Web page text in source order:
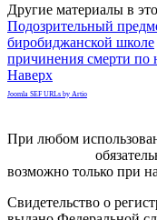
Другие материалы в
Подозрительный
биробиджанской школе
причинения смерти по
Наверх
Joomla SEF URLs by Artio
При любом
возможно только при
Свидетельство о